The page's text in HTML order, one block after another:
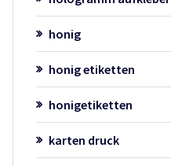
honig
honig etiketten
honigetiketten
karten druck